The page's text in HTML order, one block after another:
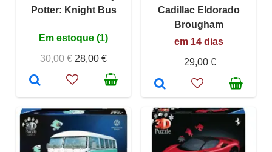
Potter: Knight Bus
Em estoque (1)
30,00 € 28,00 €
Cadillac Eldorado
Brougham
em 14 dias
29,00 €